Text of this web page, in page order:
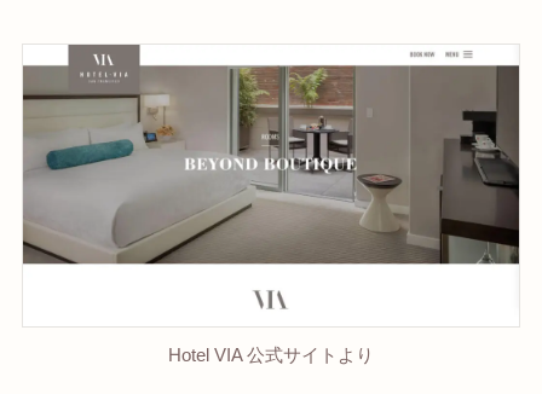
Hotel VIA 公式サイトより